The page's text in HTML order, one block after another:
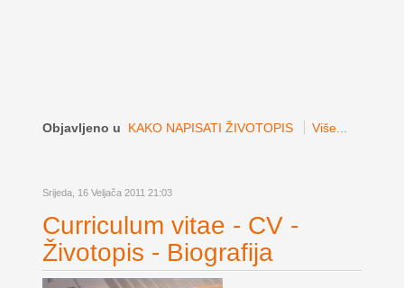
Objavljeno u KAKO NAPISATI ŽIVOTOPIS Više...
Srijeda, 16 Veljača 2011 21:03
Curriculum vitae - CV -
Životopis - Biografija